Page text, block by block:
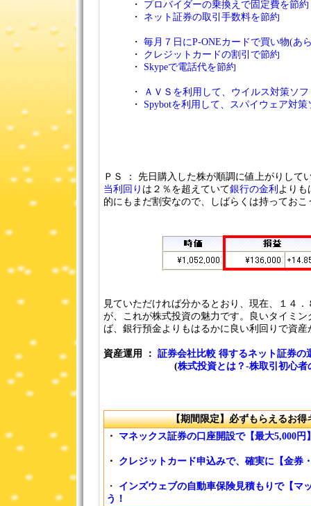
・ プロバイダーの乗換えで固定費を節約
・ ネット証券の取引手数料を節約
・ 毎月７日にP-ONEカードで買い物(あ
・ クレジットカードの割引で節約
・ Skypeで電話代を節約
・
ＡＶＳを利用して、ウイルス対策ソ
・ Spybotを利用して、スパイウェア対
ＰＳ ： 先日購入した株が順調に値上がりして
当利回り は２％を超えていて銀行の金利 よりも
的にもまだ割安なので、しばらくは持ってお
見ていただければ分かるとおり、現在、１４
が、これが株式投資の魅力です。良いタイミ
ば、銀行預金よりもはるかに良い利回りで資
資産運用 ： 証券会社比較 得するネット証券の
(株式投資とは？-株取引初心者
【期間限定】必ずもらえるお得
・ マネックス証券の口座開設で【最大5,000円
・ クレジットカード申込みで、確実に【金券
・ インズウェブの自動車保険見積もりで【マ
う！